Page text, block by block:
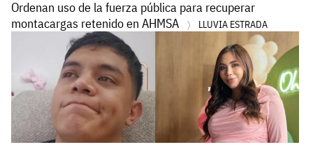
Ordenan uso de la fuerza pública para recuperar
montacargas retenido en AHMSA
LLUVIA ESTRADA